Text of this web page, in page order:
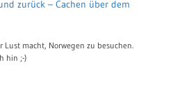
zurück – Cachen über dem
Lust macht, Norwegen zu besuchen.
hin ;-)